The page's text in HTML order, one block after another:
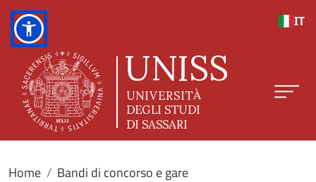
IT
Home
Bandi di concorso e gare